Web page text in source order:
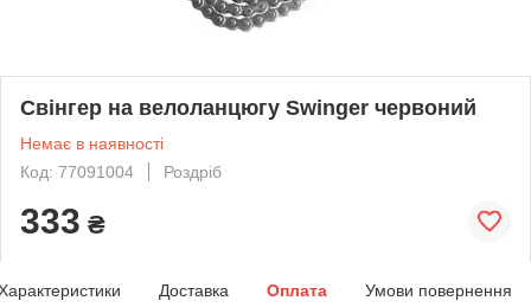
Свінгер на велоланцюгу Swinger червоний
Немає в наявності
Код: 77091004
Роздріб
333 ₴
Доставка Оплата Умови повернення